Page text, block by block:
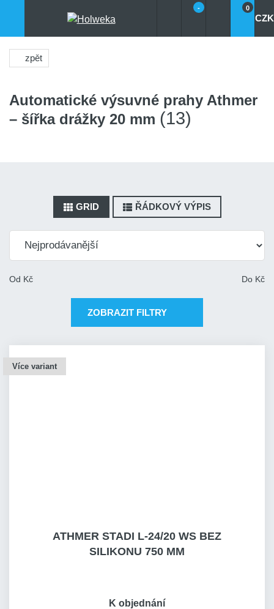
- 0
CZK
zpět
Automatické výsuvné prahy Athmer
– šířka drážky 20 mm (13)
GRID ŘÁDKOVÝ VÝPIS
Od Kč Do Kč
ZOBRAZIT FILTRY
Více variant
ATHMER STADI L-24/20 WS BEZ
SILIKONU 750 MM
K objednání